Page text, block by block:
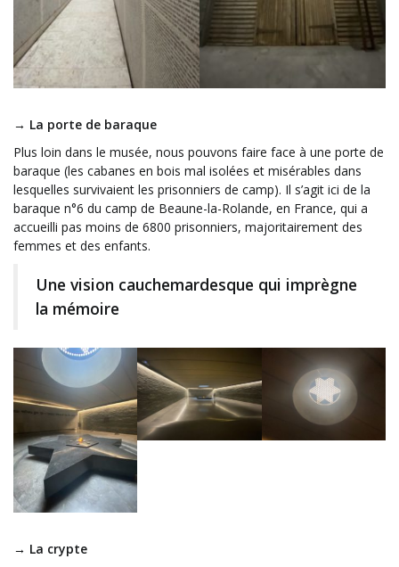
→ La porte de baraque
Plus loin dans le musée, nous pouvons faire face à une porte de
baraque (les cabanes en bois mal isolées et misérables dans
lesquelles survivaient les prisonniers de camp). Il s’agit ici de la
baraque n°6 du camp de Beaune-la-Rolande, en France, qui a
accueilli pas moins de 6800 prisonniers, majoritairement des
femmes et des enfants.
Une vision cauchemardesque qui imprègne
la mémoire
→ La crypte